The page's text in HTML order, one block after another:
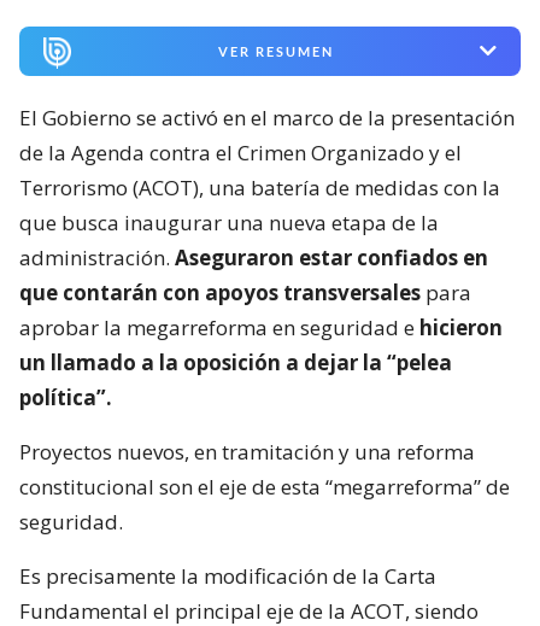
VER RESUMEN
El Gobierno se activó en el marco de la presentación
de la Agenda contra el Crimen Organizado y el
Terrorismo (ACOT), una batería de medidas con la
que busca inaugurar una nueva etapa de la
administración. Aseguraron estar confiados en
que contarán con apoyos transversales para
aprobar la megarreforma en seguridad e hicieron
un llamado a la oposición a dejar la “pelea
política”.
Proyectos nuevos, en tramitación y una reforma
constitucional son el eje de esta “megarreforma” de
seguridad.
Es precisamente la modificación de la Carta
Fundamental el principal eje de la ACOT, siendo